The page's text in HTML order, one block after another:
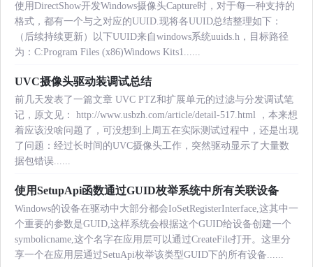
使用DirectShow开发Windows摄像头Capture时，对于每一种支持的
格式，都有一个与之对应的UUID.现将各UUID总结整理如下：
（后续持续更新）以下UUID来自windows系统uuids.h，目标路径
为：C:Program Files (x86)Windows Kits1......
UVC摄像头驱动装调试总结
前几天发表了一篇文章 UVC PTZ和扩展单元的过滤与分发调试笔
记，原文见： http://www.usbzh.com/article/detail-517.html ，本来想
着应该没啥问题了，可没想到上周五在实际测试过程中，还是出现
了问题：经过长时间的UVC摄像头工作，突然驱动显示了大量数
据包错误......
使用SetupApi函数通过GUID枚举系统中所有关联设备
Windows的设备在驱动中大部分都会IoSetRegisterInterface,这其中一
个重要的参数是GUID,这样系统会根据这个GUID给设备创建一个
symbolicname,这个名字在应用层可以通过CreateFile打开。这里分
享一个在应用层通过SetuApi枚举该类型GUID下的所有设备......